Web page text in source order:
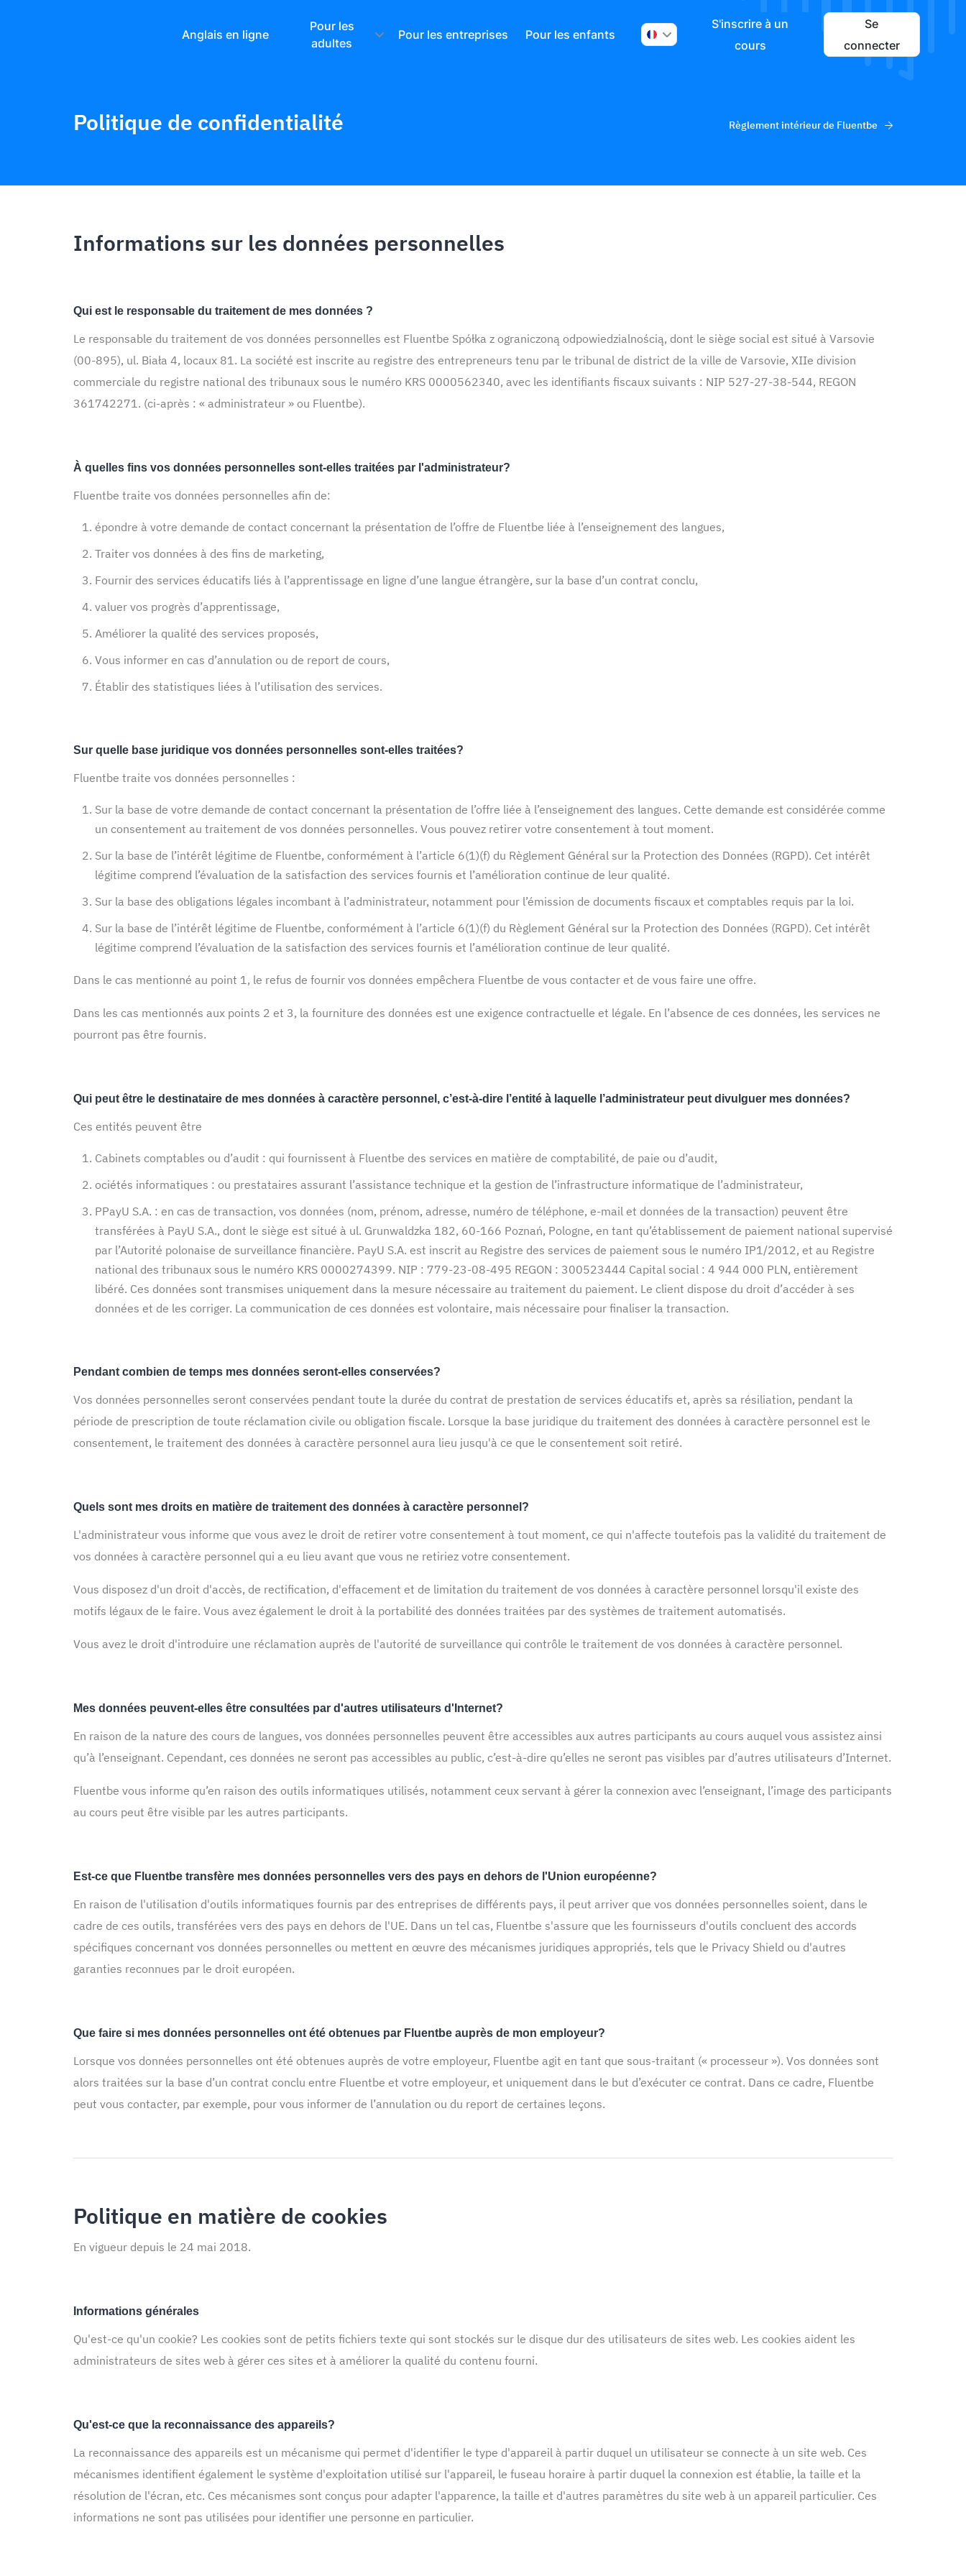
Anglais en ligne
Pour les
adultes
Pour les entreprises Pour les enfants
S'inscrire à un
cours
Se
connecter
Politique de confidentialité Règlement intérieur de Fluentbe
Informations sur les données personnelles
Qui est le responsable du traitement de mes données ?
Le responsable du traitement de vos données personnelles est Fluentbe Spółka z ograniczoną odpowiedzialnością, dont le siège social est situé à Varsovie
(00-895), ul. Biała 4, locaux 81. La société est inscrite au registre des entrepreneurs tenu par le tribunal de district de la ville de Varsovie, XIIe division
commerciale du registre national des tribunaux sous le numéro KRS 0000562340, avec les identifiants fiscaux suivants : NIP 527-27-38-544, REGON
361742271. (ci-après : « administrateur » ou Fluentbe).
À quelles fins vos données personnelles sont-elles traitées par l'administrateur?
Fluentbe traite vos données personnelles afin de:
épondre à votre demande de contact concernant la présentation de l’offre de Fluentbe liée à l’enseignement des langues,
Traiter vos données à des fins de marketing,
Fournir des services éducatifs liés à l’apprentissage en ligne d’une langue étrangère, sur la base d’un contrat conclu,
valuer vos progrès d’apprentissage,
Améliorer la qualité des services proposés,
Vous informer en cas d’annulation ou de report de cours,
Établir des statistiques liées à l’utilisation des services.
Sur quelle base juridique vos données personnelles sont-elles traitées?
Fluentbe traite vos données personnelles :
Sur la base de votre demande de contact concernant la présentation de l’offre liée à l’enseignement des langues. Cette demande est considérée comme
un consentement au traitement de vos données personnelles. Vous pouvez retirer votre consentement à tout moment.
Sur la base de l’intérêt légitime de Fluentbe, conformément à l’article 6(1)(f) du Règlement Général sur la Protection des Données (RGPD). Cet intérêt
légitime comprend l’évaluation de la satisfaction des services fournis et l’amélioration continue de leur qualité.
Sur la base des obligations légales incombant à l’administrateur, notamment pour l’émission de documents fiscaux et comptables requis par la loi.
Sur la base de l’intérêt légitime de Fluentbe, conformément à l’article 6(1)(f) du Règlement Général sur la Protection des Données (RGPD). Cet intérêt
légitime comprend l’évaluation de la satisfaction des services fournis et l’amélioration continue de leur qualité.
Dans le cas mentionné au point 1, le refus de fournir vos données empêchera Fluentbe de vous contacter et de vous faire une offre.
Dans les cas mentionnés aux points 2 et 3, la fourniture des données est une exigence contractuelle et légale. En l’absence de ces données, les services ne
pourront pas être fournis.
Qui peut être le destinataire de mes données à caractère personnel, c’est-à-dire l’entité à laquelle l’administrateur peut divulguer mes données?
Ces entités peuvent être
Cabinets comptables ou d’audit : qui fournissent à Fluentbe des services en matière de comptabilité, de paie ou d’audit,
ociétés informatiques : ou prestataires assurant l’assistance technique et la gestion de l’infrastructure informatique de l’administrateur,
PPayU S.A. : en cas de transaction, vos données (nom, prénom, adresse, numéro de téléphone, e-mail et données de la transaction) peuvent être
transférées à PayU S.A., dont le siège est situé à ul. Grunwaldzka 182, 60-166 Poznań, Pologne, en tant qu’établissement de paiement national supervisé
par l’Autorité polonaise de surveillance financière. PayU S.A. est inscrit au Registre des services de paiement sous le numéro IP1/2012, et au Registre
national des tribunaux sous le numéro KRS 0000274399. NIP : 779-23-08-495 REGON : 300523444 Capital social : 4 944 000 PLN, entièrement
libéré. Ces données sont transmises uniquement dans la mesure nécessaire au traitement du paiement. Le client dispose du droit d’accéder à ses
données et de les corriger. La communication de ces données est volontaire, mais nécessaire pour finaliser la transaction.
Pendant combien de temps mes données seront-elles conservées?
Vos données personnelles seront conservées pendant toute la durée du contrat de prestation de services éducatifs et, après sa résiliation, pendant la
période de prescription de toute réclamation civile ou obligation fiscale. Lorsque la base juridique du traitement des données à caractère personnel est le
consentement, le traitement des données à caractère personnel aura lieu jusqu'à ce que le consentement soit retiré.
Quels sont mes droits en matière de traitement des données à caractère personnel?
L'administrateur vous informe que vous avez le droit de retirer votre consentement à tout moment, ce qui n'affecte toutefois pas la validité du traitement de
vos données à caractère personnel qui a eu lieu avant que vous ne retiriez votre consentement.
Vous disposez d'un droit d'accès, de rectification, d'effacement et de limitation du traitement de vos données à caractère personnel lorsqu'il existe des
motifs légaux de le faire. Vous avez également le droit à la portabilité des données traitées par des systèmes de traitement automatisés.
Vous avez le droit d'introduire une réclamation auprès de l'autorité de surveillance qui contrôle le traitement de vos données à caractère personnel.
Mes données peuvent-elles être consultées par d'autres utilisateurs d'Internet?
En raison de la nature des cours de langues, vos données personnelles peuvent être accessibles aux autres participants au cours auquel vous assistez ainsi
qu’à l’enseignant. Cependant, ces données ne seront pas accessibles au public, c’est-à-dire qu’elles ne seront pas visibles par d’autres utilisateurs d’Internet.
Fluentbe vous informe qu’en raison des outils informatiques utilisés, notamment ceux servant à gérer la connexion avec l’enseignant, l’image des participants
au cours peut être visible par les autres participants.
Est-ce que Fluentbe transfère mes données personnelles vers des pays en dehors de l'Union européenne?
En raison de l'utilisation d'outils informatiques fournis par des entreprises de différents pays, il peut arriver que vos données personnelles soient, dans le
cadre de ces outils, transférées vers des pays en dehors de l'UE. Dans un tel cas, Fluentbe s'assure que les fournisseurs d'outils concluent des accords
spécifiques concernant vos données personnelles ou mettent en œuvre des mécanismes juridiques appropriés, tels que le Privacy Shield ou d'autres
garanties reconnues par le droit européen.
Que faire si mes données personnelles ont été obtenues par Fluentbe auprès de mon employeur?
Lorsque vos données personnelles ont été obtenues auprès de votre employeur, Fluentbe agit en tant que sous-traitant (« processeur »). Vos données sont
alors traitées sur la base d’un contrat conclu entre Fluentbe et votre employeur, et uniquement dans le but d’exécuter ce contrat. Dans ce cadre, Fluentbe
peut vous contacter, par exemple, pour vous informer de l’annulation ou du report de certaines leçons.
Politique en matière de cookies
En vigueur depuis le 24 mai 2018.
Informations générales
Qu'est-ce qu'un cookie? Les cookies sont de petits fichiers texte qui sont stockés sur le disque dur des utilisateurs de sites web. Les cookies aident les
administrateurs de sites web à gérer ces sites et à améliorer la qualité du contenu fourni.
Qu'est-ce que la reconnaissance des appareils?
La reconnaissance des appareils est un mécanisme qui permet d'identifier le type d'appareil à partir duquel un utilisateur se connecte à un site web. Ces
mécanismes identifient également le système d'exploitation utilisé sur l'appareil, le fuseau horaire à partir duquel la connexion est établie, la taille et la
résolution de l'écran, etc. Ces mécanismes sont conçus pour adapter l'apparence, la taille et d'autres paramètres du site web à un appareil particulier. Ces
informations ne sont pas utilisées pour identifier une personne en particulier.